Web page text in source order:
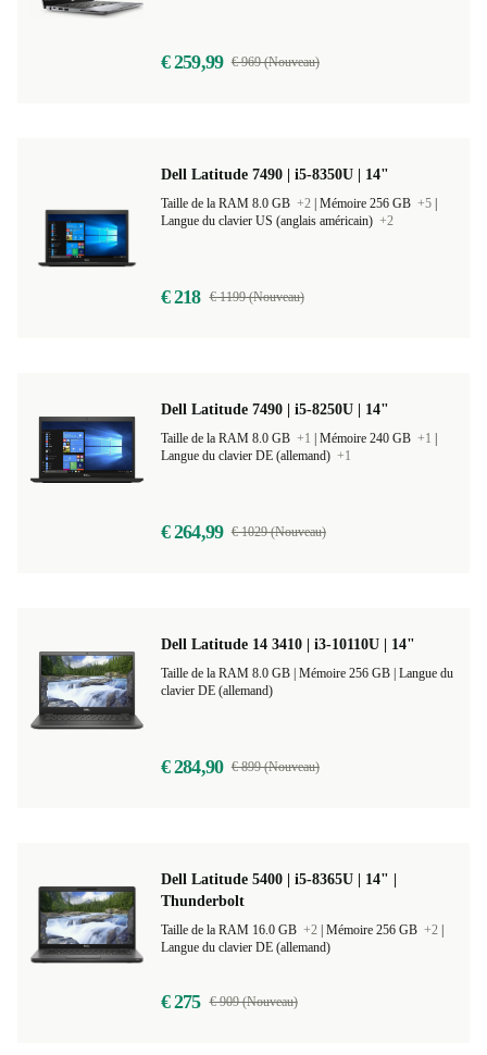
€ 259,99 € 969 (Nouveau)
Dell Latitude 7490 | i5-8350U | 14"
Taille de la RAM 8.0 GB +2 Mémoire 256 GB +5
Langue du clavier US (anglais américain) +2
€ 218 € 1199 (Nouveau)
Dell Latitude 7490 | i5-8250U | 14"
Taille de la RAM 8.0 GB +1 Mémoire 240 GB +1
Langue du clavier DE (allemand) +1
€ 264,99 € 1029 (Nouveau)
Dell Latitude 14 3410 | i3-10110U | 14"
Langue du
clavier DE (allemand)
€ 284,90 € 899 (Nouveau)
Dell Latitude 5400 | i5-8365U | 14" |
Thunderbolt
Taille de la RAM 16.0 GB +2 Mémoire 256 GB +2
Langue du clavier DE (allemand)
€ 275 € 909 (Nouveau)